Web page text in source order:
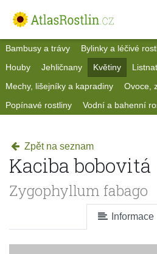
Bambusy a trávy Bylinky a léčivé
Houby
Jehličnany Květiny
Mechy, lišejníky a kapradiny
Ovoce,
Popínavé rostliny
Vodní a bahenní
Zpět na seznam
Kaciba bobovitá
Zygophyllum fabago
Informace